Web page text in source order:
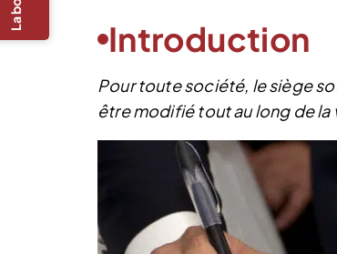
Introduction
Pour toute société, le siège
être modifié tout au long de la